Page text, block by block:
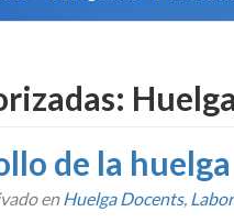
de la
enHuelga Docents,